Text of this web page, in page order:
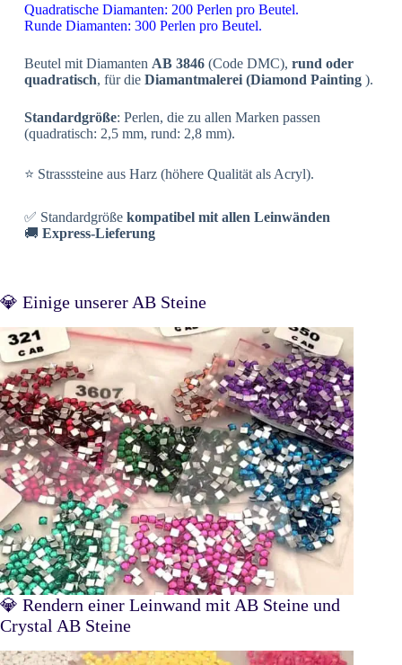
Quadratische Diamanten: 200 Perlen pro Beutel.
Runde Diamanten: 300 Perlen pro Beutel.
Beutel mit Diamanten AB 3846(Code DMC), rund oder
quadratisch, für die Diamantmalerei (Diamond Painting).
Standardgröße: Perlen, die zu allen Marken passen
(quadratisch: 2,5 mm, rund: 2,8 mm).
⭐ Strasssteine aus Harz (höhere Qualität als Acryl).
✅ Standardgröße kompatibel mit allen Leinwänden
🚚 Express-Lieferung
💎 Einige unserer AB Steine
💎 Rendern einer Leinwand mit AB Steine und
Crystal AB Steine